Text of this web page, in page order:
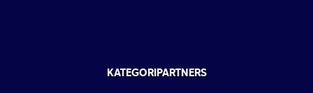
KATEGORIPARTNERS